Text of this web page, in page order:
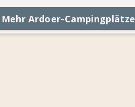
Einrichtungen
Stellplätze
Mehr Ardoer-Campingplätze